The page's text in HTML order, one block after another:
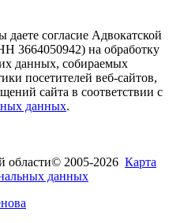
согласие Адвокатской
3664050942) на обработку
данных, собираемых
посетителей веб-сайтов,
сайта в соответствии с
данных.
области© 2005-2026 Карта
данных